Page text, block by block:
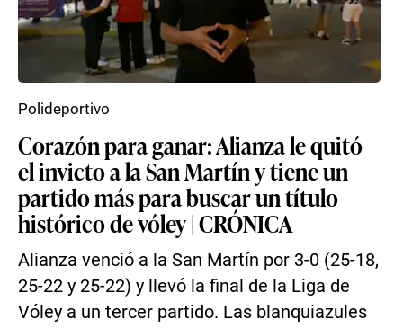
Corazón para ganar: Alianza le quitó
el invicto a la San Martín y tiene un
partido más para buscar un título
histórico de vóley | CRÓNICA
Alianza venció a la San Martín por 3-0 (25-18,
25-22 y 25-22) y llevó la final de la Liga de
Vóley a un tercer partido. Las blanquiazules
Polideportivo